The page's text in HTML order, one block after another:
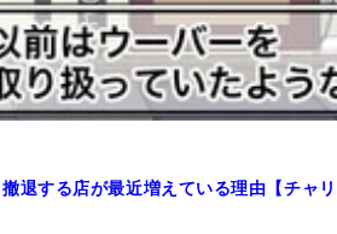
退する店が最近増えている理由【チャリ